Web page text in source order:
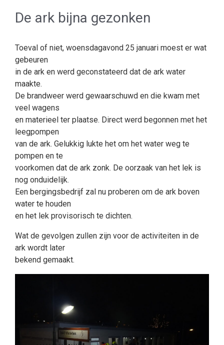
De ark bijna gezonken
Toeval of niet, woensdagavond 25 januari moest er wat
gebeuren
in de ark en werd geconstateerd dat de ark water
maakte.
De brandweer werd gewaarschuwd en die kwam met
veel wagens
en materieel ter plaatse. Direct werd begonnen met het
leegpompen
van de ark. Gelukkig lukte het om het water weg te
pompen en te
voorkomen dat de ark zonk. De oorzaak van het lek is
nog onduidelijk.
Een bergingsbedrijf zal nu proberen om de ark boven
water te houden
en het lek provisorisch te dichten.
Wat de gevolgen zullen zijn voor de activiteiten in de
ark wordt later
bekend gemaakt.